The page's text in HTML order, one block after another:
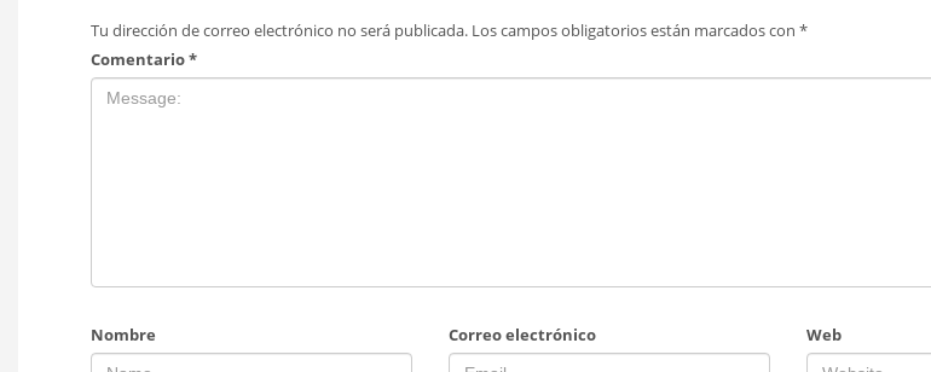
Tu dirección de correo electrónico no será publicada. Los campos obligatorios están marcados con *
Comentario*
Nombre Correo electrónico Web